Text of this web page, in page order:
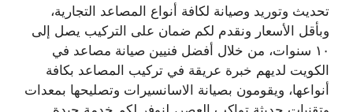
تحديث وتوريد وصيانة لكافة أنواع المصاعد التجارية،
وبأقل الأسعار ونقدم لكم ضمان على التركيب يصل إلى
١٠ سنوات، من خلال أفضل فنيين صيانة مصاعد في
الكويت لديهم خبرة عريقة في تركيب المصاعد بكافة
أنواعها، ويقومون بصيانة الاسانسيرات وتصليحها بمعدات